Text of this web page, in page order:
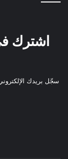
اشترك
سجّل بريدك الإلكتروني